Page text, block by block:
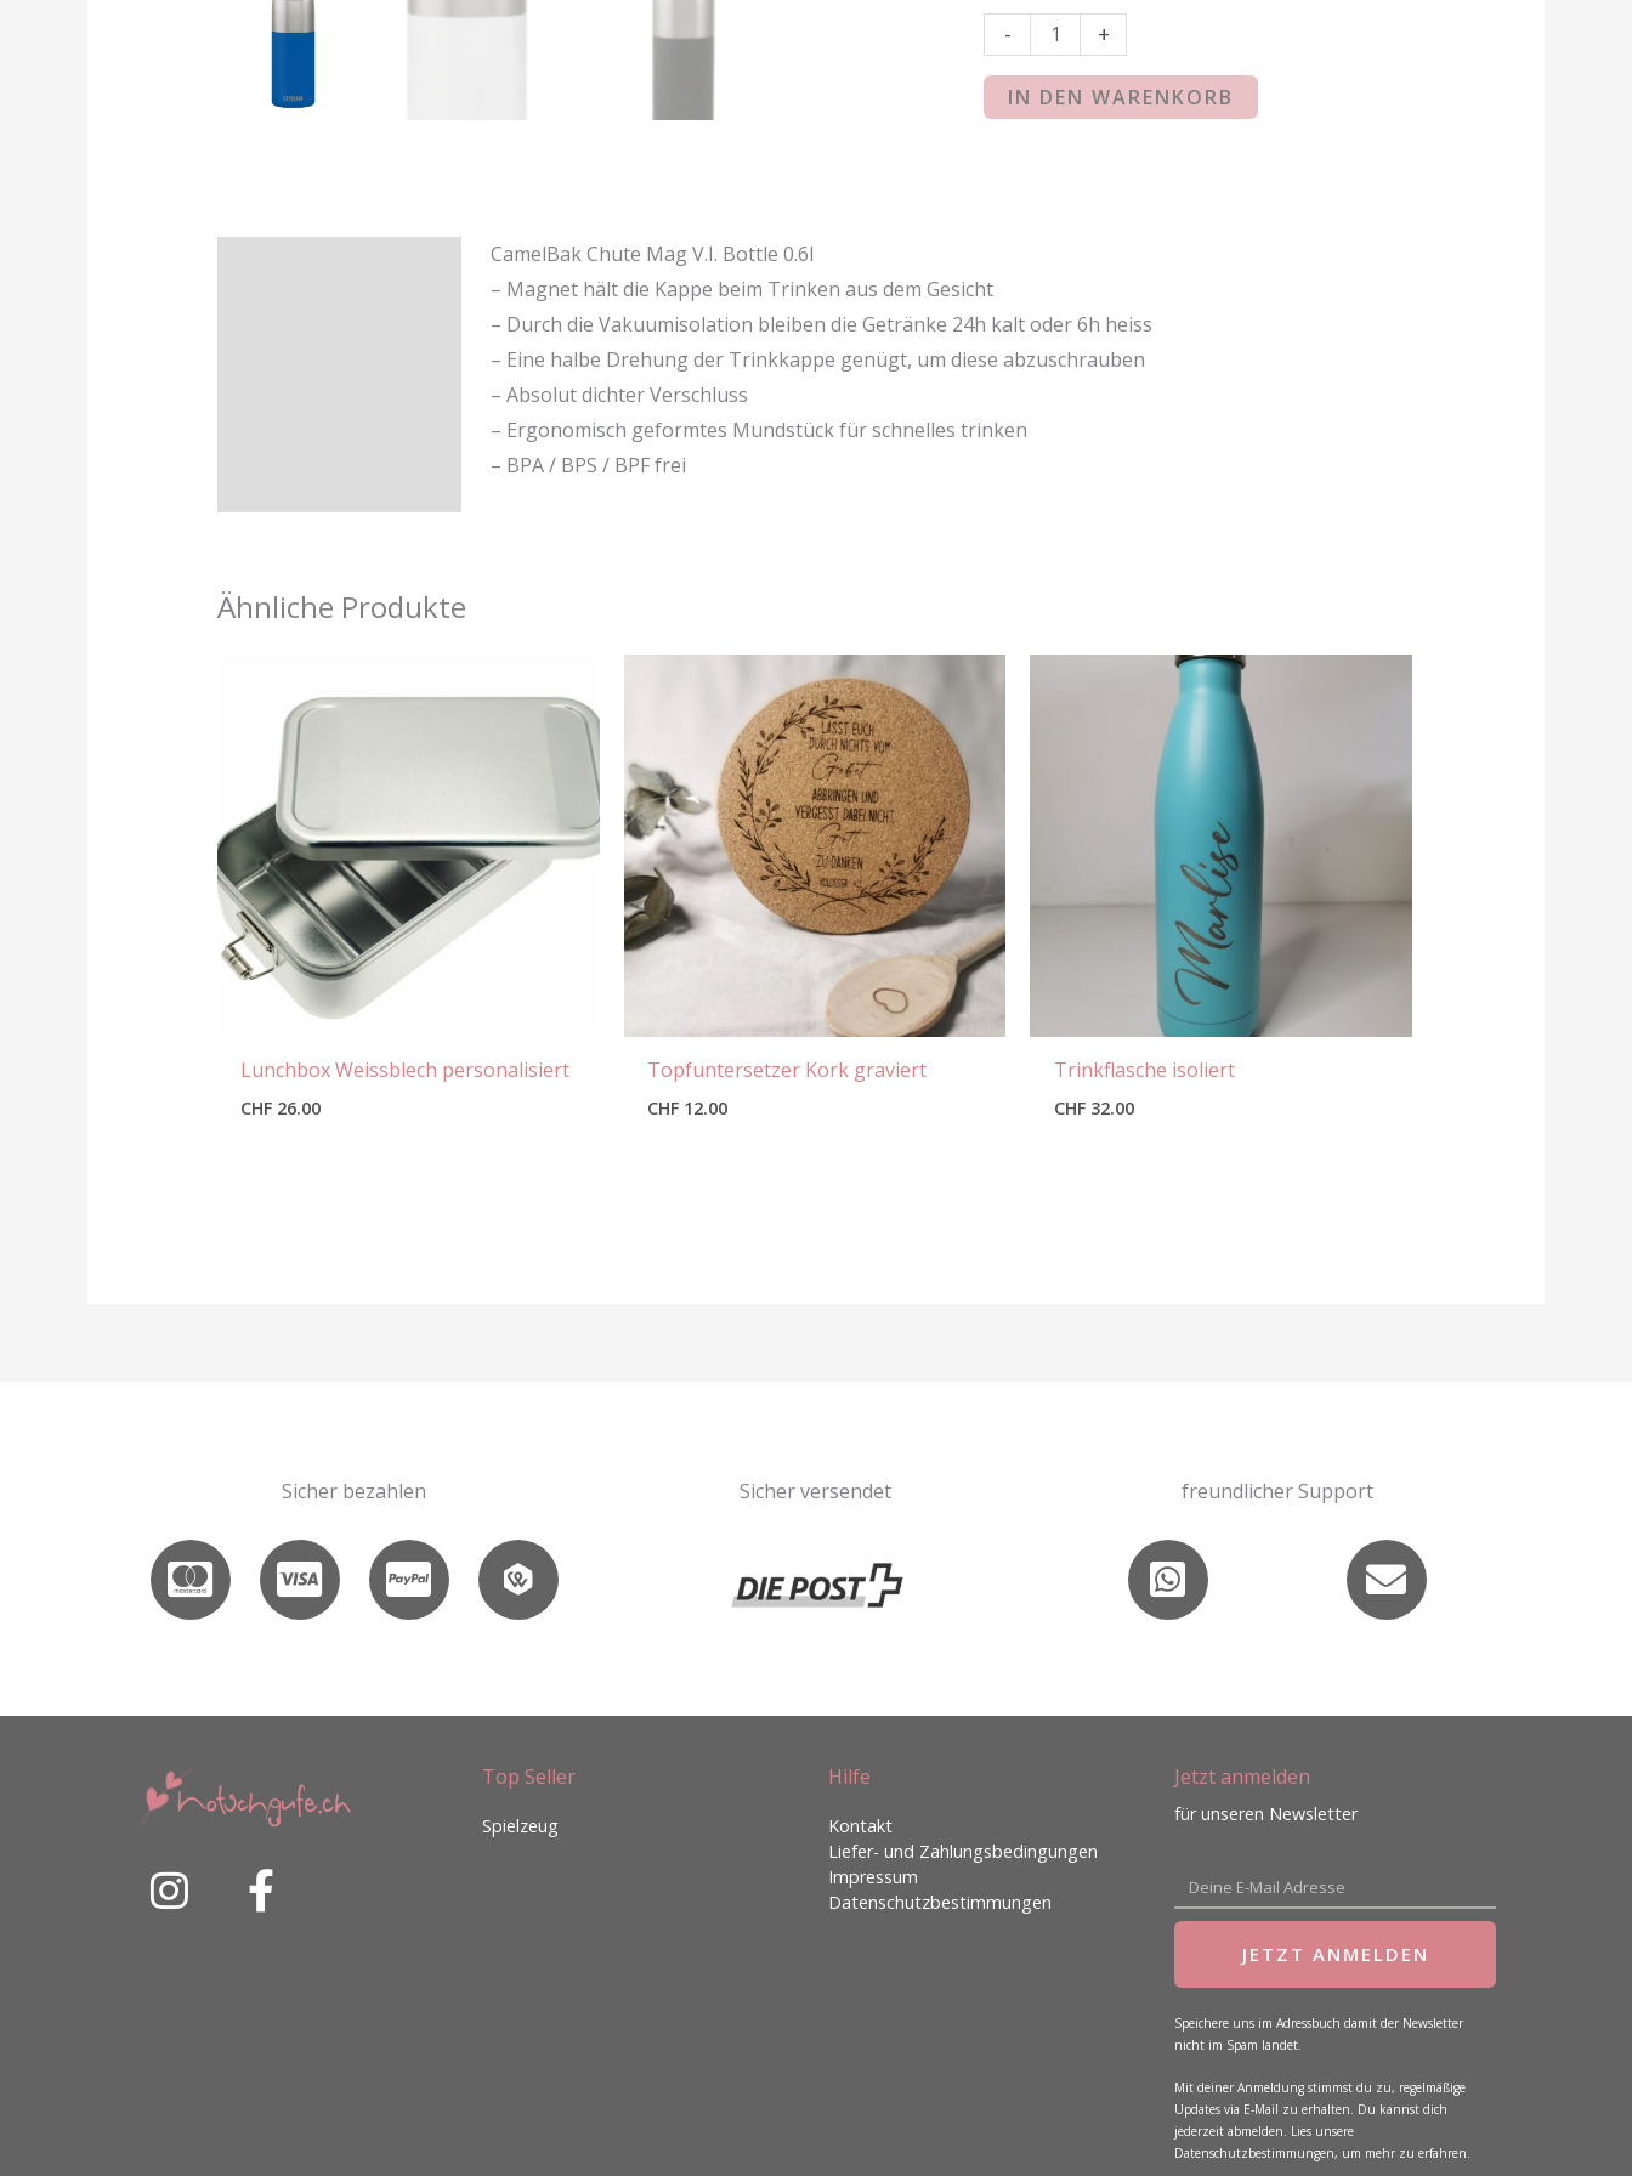
- +
IN DEN WARENKORB
CamelBak Chute Mag V.I. Bottle 0.6l
– Magnet hält die Kappe beim Trinken aus dem Gesicht
– Durch die Vakuumisolation bleiben die Getränke 24h kalt oder 6h heiss
– Eine halbe Drehung der Trinkkappe genügt, um diese abzuschrauben
– Absolut dichter Verschluss
– Ergonomisch geformtes Mundstück für schnelles trinken
– BPA / BPS / BPF frei
Ähnliche Produkte
Lunchbox Weissblech personalisiert
CHF26.00
Topfuntersetzer Kork graviert
CHF12.00
Trinkflasche isoliert
CHF32.00
Sicher bezahlen Sicher versendet freundlicher Support
Top Seller
Spielzeug
Hilfe
Kontakt
Liefer- und Zahlungsbedingungen
Impressum
Datenschutzbestimmungen
Jetzt anmelden
für unseren Newsletter
E-
Mail
JETZT ANMELDEN
Speichere uns im Adressbuch damit der Newsletter
nicht im Spam landet.
Mit deiner Anmeldung stimmst du zu, regelmäßige
Updates via E-Mail zu erhalten. Du kannst dich
jederzeit abmelden. Lies unsere
Datenschutzbestimmungen, um mehr zu erfahren.